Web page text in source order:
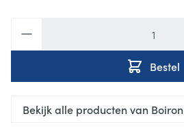
Bestel
Bekijk alle producten van Boiron